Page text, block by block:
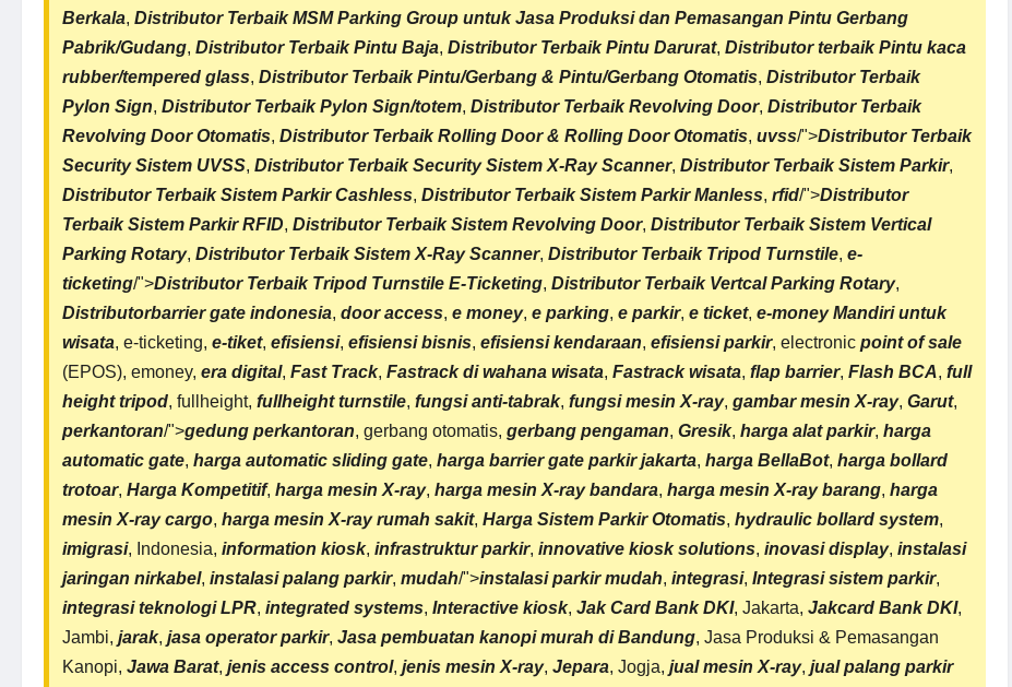
Berkala, Distributor TerbaikMSM Parking Group untuk Jasa Produksi dan Pemasangan Pintu Gerbang
Pabrik/Gudang, Distributor Terbaik Pintu Baja, Distributor Terbaik Pintu Darurat, Distributor terbaik Pintu kaca
rubber/tempered glass, Distributor Terbaik Pintu/Gerbang & Pintu/Gerbang Otomatis, Distributor Terbaik
Pylon Sign, Distributor Terbaik Pylon Sign/totem, Distributor TerbaikRevolving Door, Distributor Terbaik
Revolving Door Otomatis, Distributor TerbaikRolling Door & Rolling Door Otomatis, uvss/">Distributor Terbaik
Security Sistem UVSS, Distributor Terbaik SecuritySistem X-Ray Scanner, Distributor Terbaik Sistem Parkir,
Distributor TerbaikSistem Parkir Cashless, Distributor TerbaikSistem Parkir Manless, rfid/">Distributor
TerbaikSistem Parkir RFID, Distributor TerbaikSistem Revolving Door, Distributor TerbaikSistem Vertical
Parking Rotary, Distributor Terbaik Sistem X-Ray Scanner, Distributor Terbaik Tripod Turnstile, e-
ticketing/">Distributor Terbaik Tripod Turnstile E-Ticketing, Distributor Terbaik Vertcal Parking Rotary,
Distributorbarrier gate indonesia, door access, e money, e parking, e parkir, e ticket, e-money Mandiri untuk
wisata, e-ticketing, e-tiket, efisiensi, efisiensi bisnis, efisiensi kendaraan, efisiensi parkir, electronic point of sale
(EPOS), emoney, era digital, Fast Track, Fastrack di wahana wisata, Fastrack wisata, flap barrier, Flash BCA, full
height tripod, fullheight, fullheight turnstile, fungsi anti-tabrak, fungsi mesin X-ray, gambar mesin X-ray, Garut,
perkantoran/">gedung perkantoran, gerbang otomatis, gerbang pengaman, Gresik, harga alat parkir, harga
automatic gate, harga automatic sliding gate, harga barrier gate parkir jakarta, harga BellaBot, harga bollard
trotoar, Harga Kompetitif, harga mesin X-ray, harga mesin X-ray bandara, harga mesin X-ray barang, harga
mesin X-ray cargo, harga mesin X-ray rumah sakit, Harga Sistem Parkir Otomatis, hydraulic bollard system,
imigrasi, Indonesia, information kiosk, infrastruktur parkir, innovative kiosk solutions, inovasi display, instalasi
jaringan nirkabel, instalasi palang parkir, mudah/">instalasi parkir mudah, integrasi, Integrasi sistem parkir,
integrasi teknologi LPR, integrated systems, Interactive kiosk, Jak Card Bank DKI, Jakarta, Jakcard Bank DKI,
Jambi, jarak, jasa operator parkir, Jasa pembuatan kanopi murah di Bandung, Jasa Produksi & Pemasangan
Kanopi, Jawa Barat, jenis access control, jenis mesin X-ray, Jepara, Jogja, jual mesin X-ray, jualpalang parkir